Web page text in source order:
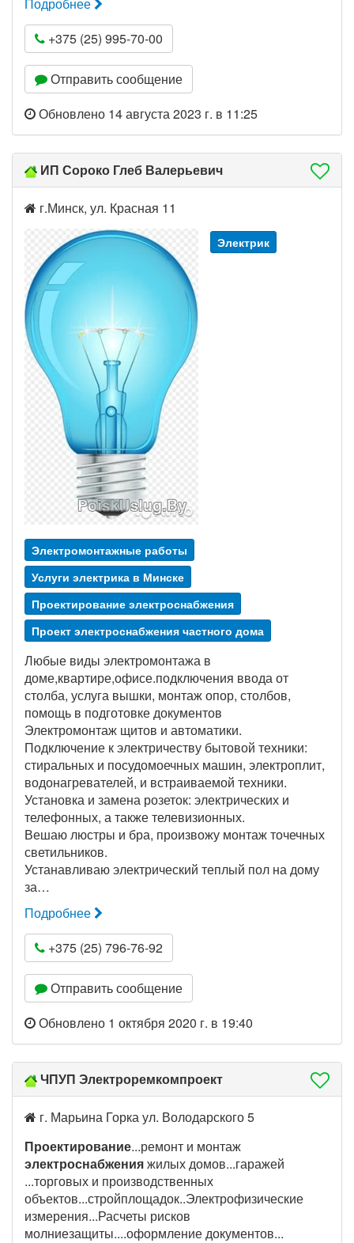
+375 (25) 995-70-00
Отправить сообщение
Обновлено 14 августа 2023 г. в 11:25
ИП Сороко Глеб Валерьевич
г.Минск, ул. Красная 11
Электрик
Электромонтажные работы
Услуги электрика в Минске
Проектирование электроснабжения
Проект электроснабжения частного дома
Любые виды электромонтажа в
доме,квартире,офисе.подключения ввода от
столба, услуга вышки, монтаж опор, столбов,
помощь в подготовке документов
Электромонтаж щитов и автоматики.
Подключение к электричеству бытовой техники:
стиральных и посудомоечных машин, электроплит,
водонагревателей, и встраиваемой техники.
Установка и замена розеток: электрических и
телефонных, а также телевизионных.
Вешаю люстры и бра, произвожу монтаж точечных
светильников.
Устанавливаю электрический теплый пол на дому
за…
Подробнее
+375 (25) 796-76-92
Отправить сообщение
Обновлено 1 октября 2020 г. в 19:40
ЧПУП Электроремкомпроект
г. Марьина Горка ул. Володарского 5
Проектирование...ремонт и монтаж
электроснабженияжилых домов...гаражей
...торговых и производственных
объектов...стройплощадок..Электрофизические
измерения...Расчеты рисков
молниезащиты....оформление документов...